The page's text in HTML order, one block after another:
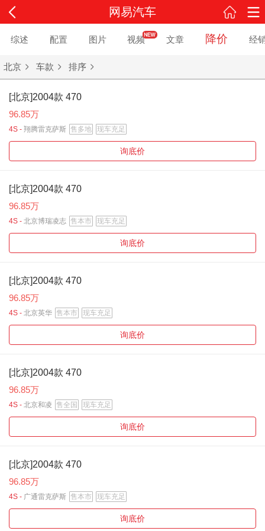
网易汽车
综述 配置 图片 视频 文章 降价 经
北京 车款 排序
[北京]2004款 470
96.85万
4S - 翔腾雷克萨斯 售多地 现车充足
询底价
[北京]2004款 470
96.85万
4S - 北京博瑞凌志 售本市 现车充足
询底价
[北京]2004款 470
96.85万
4S - 北京英华 售本市 现车充足
询底价
[北京]2004款 470
96.85万
4S - 北京和凌 售全国 现车充足
询底价
[北京]2004款 470
96.85万
4S - 广通雷克萨斯 售本市 现车充足
询底价